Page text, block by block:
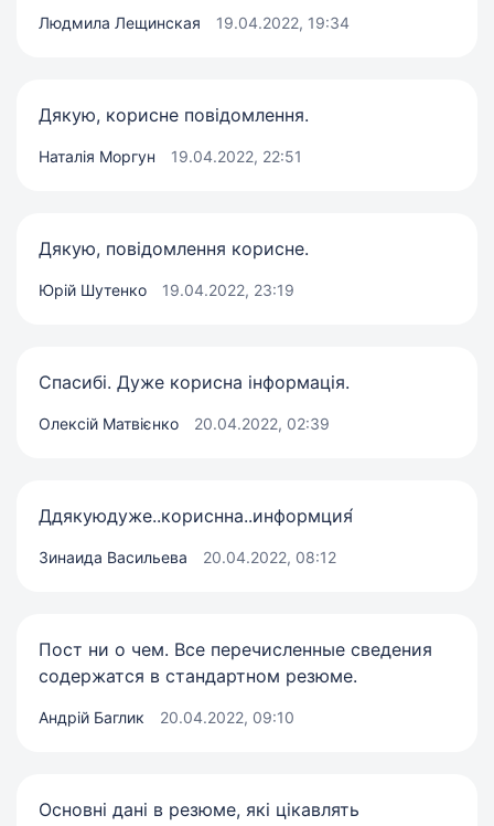
Людмила Лещинская 19.04.2022, 19:34
Дякую, корисне повідомлення.
Наталія Моргун 19.04.2022, 22:51
Дякую, повідомлення корисне.
Юрій Шутенко 19.04.2022, 23:19
Спасибі. Дуже корисна інформація.
Олексій Матвієнко 20.04.2022, 02:39
Ддякуюдуже..кориснна..информция́
Зинаида Васильева 20.04.2022, 08:12
Пост ни о чем. Все перечисленные сведения
содержатся в стандартном резюме.
Андрій Баглик 20.04.2022, 09:10
Основні дані в резюме, які цікавлять